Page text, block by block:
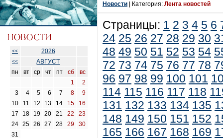
<< 2026
<<
АВГУСТ
пн
вт ср чт пт сб
вс
1
2
3
4 5 6 7 8
9
10
11 12 13 14 15
16
17
18 19 20 21 22
23
24
25 26 27 28 29
30
31
Новости | Категория: Лента новостей
Страницы: 1 2 3 4 5 6
24 25 26 27 28 29 30
48 49 50 51 52 53 54
72 73 74 75 76 77 78
96 97 98 99 100 101
114 115 116 117 118
131 132 133 134 135
148 149 150 151 152
165 166 167 168 169